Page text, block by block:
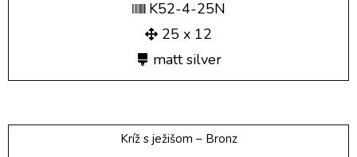
K52-4-25N
25 x 12
matt silver
Kríž s ježišom – Bronz